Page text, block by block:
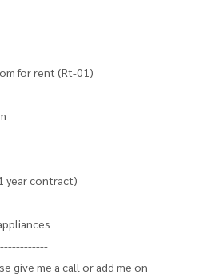
for rent (Rt-01)
year contract)
give me a call or add me on